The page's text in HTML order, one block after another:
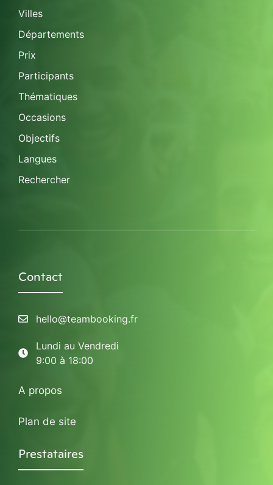
Villes
Départements
Prix
Participants
Thématiques
Occasions
Objectifs
Langues
Rechercher
Contact
hello@teambooking.fr
Lundi au Vendredi
9:00 à 18:00
A propos
Plan de site
Prestataires